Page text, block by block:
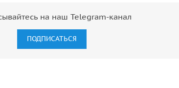
на наш Telegram-канал
ПОДПИСАТЬСЯ